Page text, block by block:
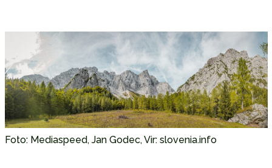
Foto: Mediaspeed, Jan Godec, Vir: slovenia.info